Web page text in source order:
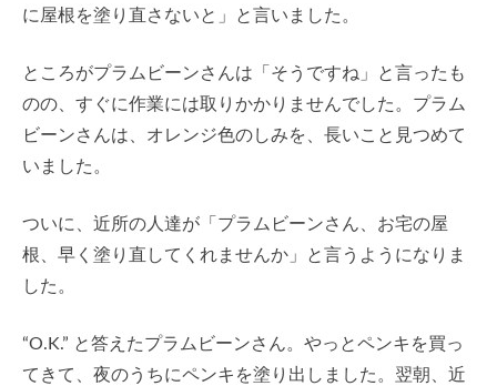
に屋根を塗り直さないと」と言いました。
ところがプラムビーンさんは「そうですね」と言ったも
のの、すぐに作業には取りかかりませんでした。プラム
ビーンさんは、オレンジ色のしみを、長いこと見つめて
いました。
ついに、近所の人達が「プラムビーンさん、お宅の屋
根、早く塗り直してくれませんか」と言うようになりま
した。
“O.K.” と答えたプラムビーンさん。やっとペンキを買っ
てきて、夜のうちにペンキを塗り出しました。翌朝、近